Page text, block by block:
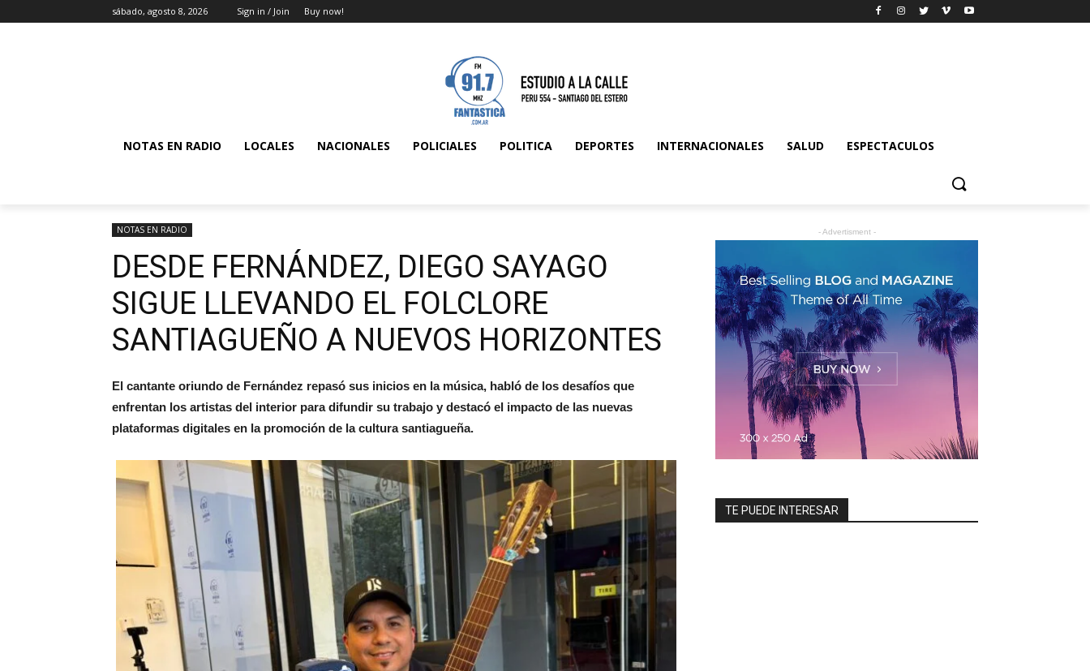
sábado, agosto 8, 2026 Sign in / Join Buy now!
NOTAS EN RADIO LOCALES NACIONALES POLICIALES POLITICA DEPORTES INTERNACIONALES SALUD ESPECTACULOS
NOTAS EN RADIO
DESDE FERNÁNDEZ, DIEGO SAYAGO
SIGUE LLEVANDO EL FOLCLORE
SANTIAGUEÑO A NUEVOS HORIZONTES
El cantante oriundo de Fernández repasó sus inicios en la música, habló de los desafíos que
enfrentan los artistas del interior para difundir su trabajo y destacó el impacto de las nuevas
plataformas digitales en la promoción de la cultura santiagueña.
- Advertisment -
TE PUEDE INTERESAR